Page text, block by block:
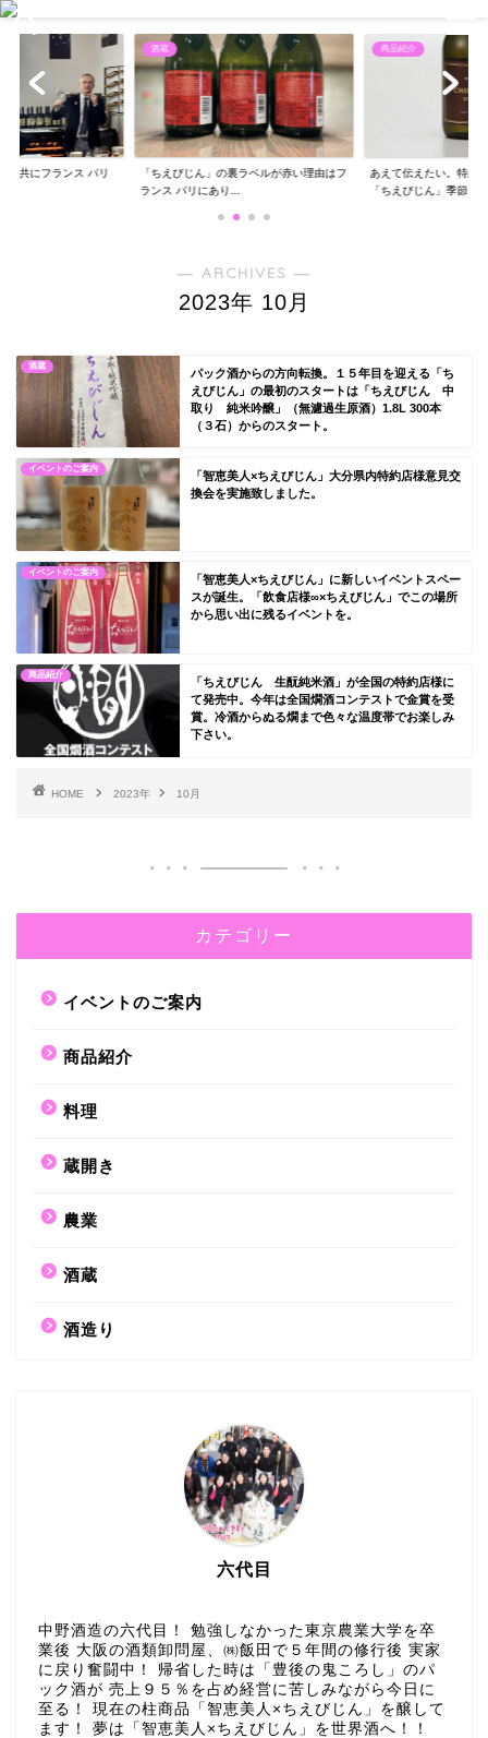
と共にフランス パリ
酒蔵
「ちえびじん」の裏ラベルが赤い理由はフ
ランス パリにあり...
商品紹介
あえて伝えたい。特約
「ちえびじん」季節...
― ARCHIVES ―
2023年 10月
酒蔵
パック酒からの方向転換。１５年目を迎える「ち
えびじん」の最初のスタートは「ちえびじん 中
取り 純米吟醸」（無濾過生原酒）1.8L 300本
（３石）からのスタート。
イベントのご案内
「智恵美人×ちえびじん」大分県内特約店様意見交
換会を実施致しました。
イベントのご案内
「智恵美人×ちえびじん」に新しいイベントスペー
スが誕生。「飲食店様∞×ちえびじん」でこの場所
から思い出に残るイベントを。
商品紹介
「ちえびじん 生酛純米酒」が全国の特約店様に
て発売中。今年は全国燗酒コンテストで金賞を受
賞。冷酒からぬる燗まで色々な温度帯でお楽しみ
下さい。
HOME 2023年 10月
カテゴリー
イベントのご案内
商品紹介
料理
蔵開き
農業
酒蔵
酒造り
六代目
中野酒造の六代目！ 勉強しなかった東京農業大学を卒
業後 大阪の酒類卸問屋、㈱飯田で５年間の修行後 実家
に戻り奮闘中！ 帰省した時は「豊後の鬼ころし」のパ
ック酒が 売上９５％を占め経営に苦しみながら今日に
至る！ 現在の柱商品「智恵美人×ちえびじん」を醸して
ます！ 夢は「智恵美人×ちえびじん」を世界酒へ！！